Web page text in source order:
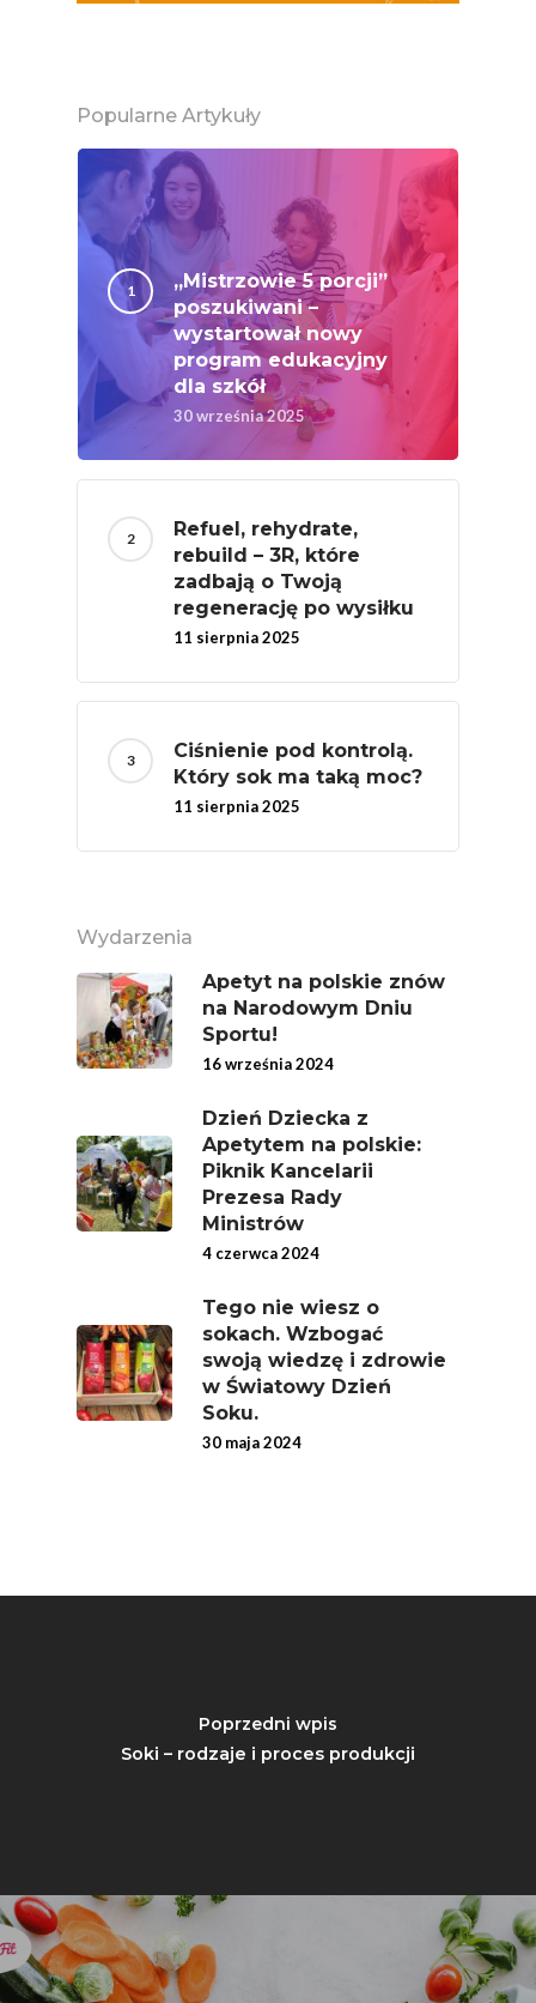
Popularne Artykuły
„Mistrzowie 5 porcji”
poszukiwani –
wystartował nowy
program edukacyjny
dla szkół
30 września 2025
Refuel, rehydrate,
rebuild – 3R, które
zadbają o Twoją
regenerację po wysiłku
11 sierpnia 2025
Ciśnienie pod kontrolą.
Który sok ma taką moc?
11 sierpnia 2025
Wydarzenia
Apetyt na polskie znów
na Narodowym Dniu
Sportu!
16 września 2024
Dzień Dziecka z
Apetytem na polskie:
Piknik Kancelarii
Prezesa Rady
Ministrów
4 czerwca 2024
Tego nie wiesz o
sokach. Wzbogać
swoją wiedzę i zdrowie
w Światowy Dzień
Soku.
30 maja 2024
Poprzedni wpis
Soki – rodzaje i proces produkcji
Polskie
Warzywa I
Owoce
Baza Warzyw I
Kalendarz Warzyw I
Soki
Warzywne
Fakty O Sokach
Jakość Soków
Sok Jako Porcja
Sokach
Efekt Metaboliczny
Poradnik
Zdrowia
Dietetyczne ABC
Uroda
Współpraca Z
Przepisy
Program
Projekty
5 Porcji Warzyw,
Certyfikowany
Narodowe Badania
Konsumpcji Warzyw
Owoców
Związków
Rolnych – Ziemniaki
Jedz Owoce I
Owoce
Chrup Owoce, Jedz
Warzywa – To Na
Good Move
Związek Zawodowy
Rolników Ojczyzna